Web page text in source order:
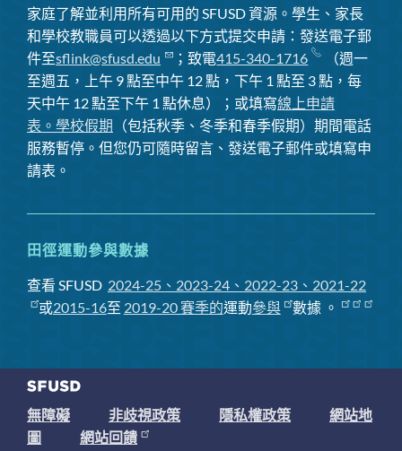
家庭了解並利用所有可用的 SFUSD 資源。學生、家長
和學校教職員可以透過以下方式提交申請：發送電子郵
件至sflink@sfusd.edu ；致電415-340-1716
（週一
至週五，上午 9 點至中午 12 點，下午 1 點至 3 點，每
天中午 12 點至下午 1 點休息）；或填寫線上申請
表。 學校假期 （包括秋季、冬季和春季假期）期間電話
服務暫停 。但您仍可隨時留言、發送電子郵件或填寫申
請表。
田徑運動參與數據
查看 SFUSD 2024-25、2023-24、2022-23、2021-22
或2015-16至 2019-20 賽季的運動參與 數據 。
無障礙 非歧視政策 隱私權政策
網站地
圖
網站回饋